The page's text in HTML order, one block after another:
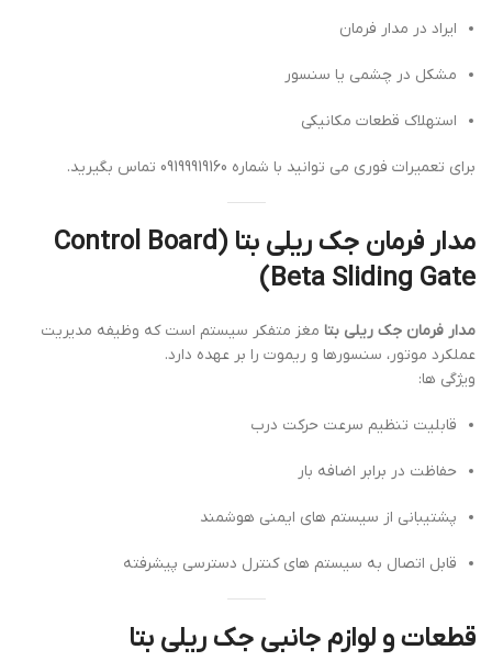
ایراد در مدار فرمان
مشکل در چشمی یا سنسور
استهلاک قطعات مکانیکی
برای تعمیرات فوری می توانید با شماره 09199919160 تماس بگیرید.
مدار فرمان جک ریلی بتا (Control Board
Beta Sliding Gate)
مدار فرمان جک ریلی بتا مغز متفکر سیستم است که وظیفه مدیریت
عملکرد موتور، سنسورها و ریموت را بر عهده دارد.
ویژگی ها:
قابلیت تنظیم سرعت حرکت درب
حفاظت در برابر اضافه بار
پشتیبانی از سیستم های ایمنی هوشمند
قابل اتصال به سیستم های کنترل دسترسی پیشرفته
قطعات و لوازم جانبی جک ریلی بتا